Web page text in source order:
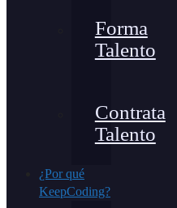
Forma
Talento
Contrata
Talento
¿Por qué
KeepCoding?